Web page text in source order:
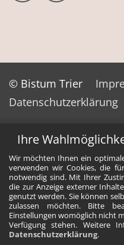
Ihre
Wir möchten Ihnen ein
verwenden wir Cookies, die
notwendig sind. Mit Ihrer
die zur Anzeige externer
genutzt werden. Sie können
zulassen möchten. Bitte
Einstellungen womöglich nicht
Verfügung stehen. Weitere
Datenschutzerklärung.
© Bistum Trier
Datenschutzerklärung